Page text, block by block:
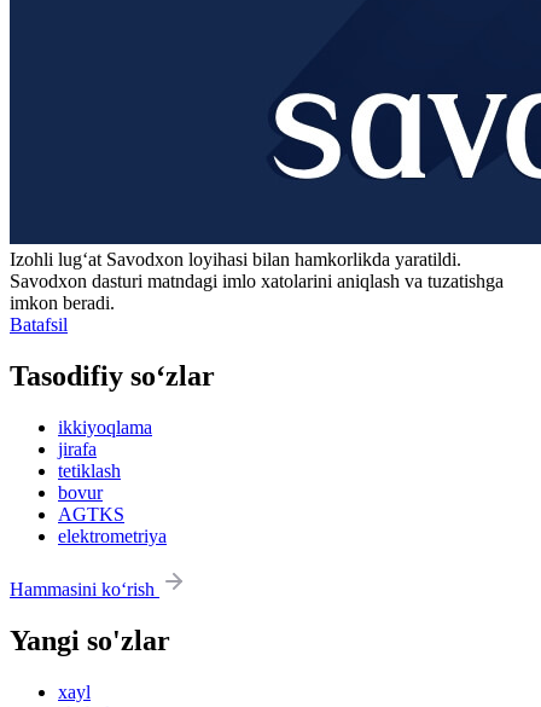
Izohli lugʻat Savodxon loyihasi bilan hamkorlikda yaratildi.
Savodxon dasturi matndagi imlo xatolarini aniqlash va tuzatishga
imkon beradi.
Batafsil
Tasodifiy so‘zlar
ikkiyoqlama
jirafa
tetiklash
bovur
AGTKS
elektrometriya
Hammasini ko‘rish
Yangi so'zlar
xayl